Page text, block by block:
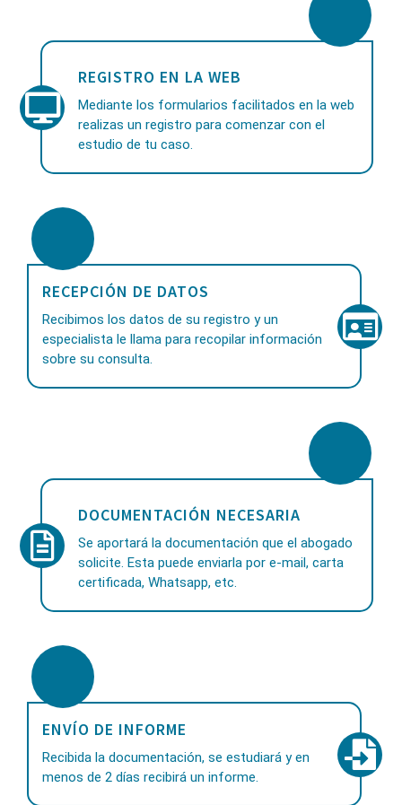
REGISTRO EN LA WEB
Mediante los formularios facilitados en la web
realizas un registro para comenzar con el
estudio de tu caso.
RECEPCIÓN DE DATOS
Recibimos los datos de su registro y un
especialista le llama para recopilar información
sobre su consulta.
DOCUMENTACIÓN NECESARIA
Se aportará la documentación que el abogado
solicite. Esta puede enviarla por e-mail, carta
certificada, Whatsapp, etc.
ENVÍO DE INFORME
Recibida la documentación, se estudiará y en
menos de 2 días recibirá un informe.